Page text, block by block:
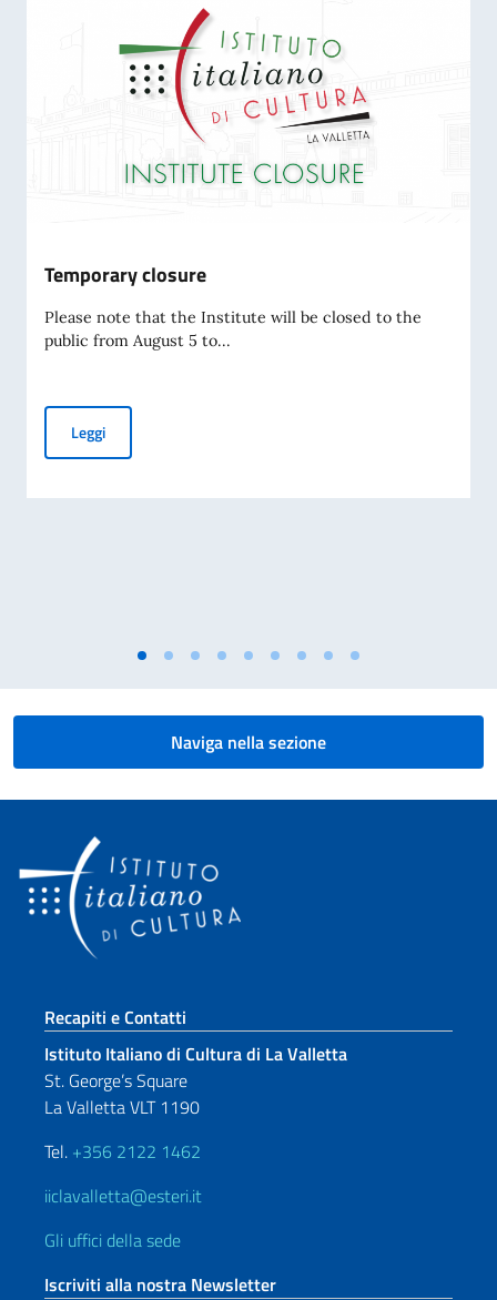
Temporary closure
Please note that the Institute will be closed to the
public from August 5 to...
LeggiTemporary closure
Naviga nella sezione
Sezione footer
Recapiti e Contatti
Istituto Italiano di Cultura di La Valletta
St. George’s Square
La Valletta VLT 1190
Tel. +356 2122 1462
iiclavalletta@esteri.it
Gli uffici della sede
Iscriviti alla nostra Newsletter